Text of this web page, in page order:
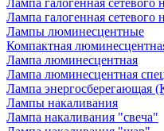
Лампа галогенная сетевого
Лампа галогенная сетевого
Лампы люминесцентные
Компактная
Лампа люминесцентная
Лампа люминесцентная
Лампа энергосберегающая
Лампы накаливания
Лампа накаливания "свеча"